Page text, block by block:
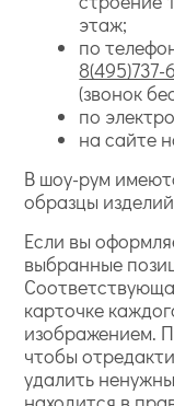
этаж;
по
(звонок
по
на сайте
В шоу-рум
образцы
Если вы
выбранные
карточке
изображением.
чтобы
удалить